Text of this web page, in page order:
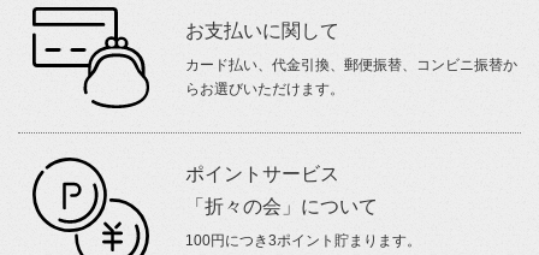
お支払いに関して
カード払い、代金引換、郵便振替、コンビニ振替か
らお選びいただけます。
ポイントサービス
「折々の会」について
100円につき3ポイント貯まります。